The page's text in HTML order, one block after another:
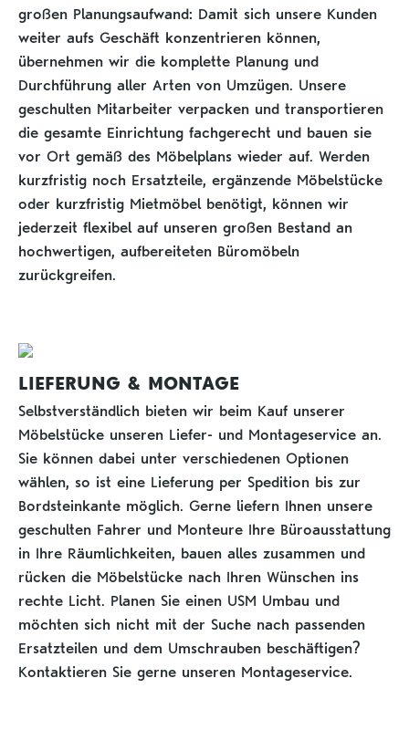
großen Planungsaufwand: Damit sich unsere Kunden
weiter aufs Geschäft konzentrieren können,
übernehmen wir die komplette Planung und
Durchführung aller Arten von Umzügen. Unsere
geschulten Mitarbeiter verpacken und transportieren
die gesamte Einrichtung fachgerecht und bauen sie
vor Ort gemäß des Möbelplans wieder auf. Werden
kurzfristig noch Ersatzteile, ergänzende Möbelstücke
oder kurzfristig Mietmöbel benötigt, können wir
jederzeit flexibel auf unseren großen Bestand an
hochwertigen, aufbereiteten Büromöbeln
zurückgreifen.
LIEFERUNG & MONTAGE
Selbstverständlich bieten wir beim Kauf unserer
Möbelstücke unseren Liefer- und Montageservice an.
Sie können dabei unter verschiedenen Optionen
wählen, so ist eine Lieferung per Spedition bis zur
Bordsteinkante möglich. Gerne liefern Ihnen unsere
geschulten Fahrer und Monteure Ihre Büroausstattung
in Ihre Räumlichkeiten, bauen alles zusammen und
rücken die Möbelstücke nach Ihren Wünschen ins
rechte Licht. Planen Sie einen USM Umbau und
möchten sich nicht mit der Suche nach passenden
Ersatzteilen und dem Umschrauben beschäftigen?
Kontaktieren Sie gerne unseren Montageservice.